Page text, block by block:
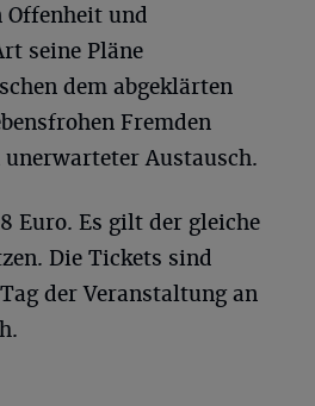
Offenheit und
seine Pläne
dem abgeklärten
Fremden
Austausch.
Euro. Es gilt der gleiche
Die Tickets sind
der Veranstaltung an